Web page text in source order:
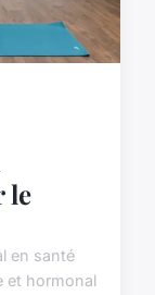
le
en santé
et hormonal